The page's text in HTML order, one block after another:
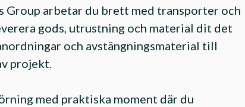
arbetar du brett med transporter och
gods, utrustning och material dit det
och avstängningsmaterial till
projekt.
med praktiska moment där du